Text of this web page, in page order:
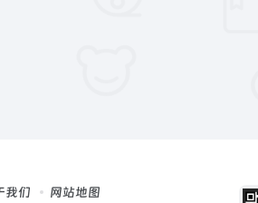
我们 网站地图